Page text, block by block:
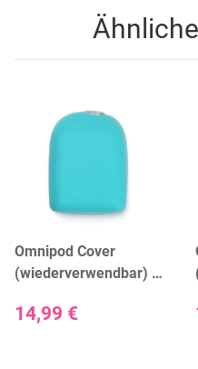
Omnipod Cover
(wiederverwendbar) -
14,99 €